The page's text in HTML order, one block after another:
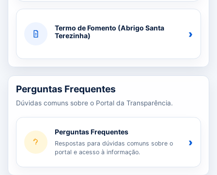
Termo de Fomento (Abrigo Santa
Terezinha)
›
Perguntas Frequentes
Dúvidas comuns sobre o Portal da Transparência.
Perguntas Frequentes
Respostas para dúvidas comuns sobre o
portal e acesso à informação.
›